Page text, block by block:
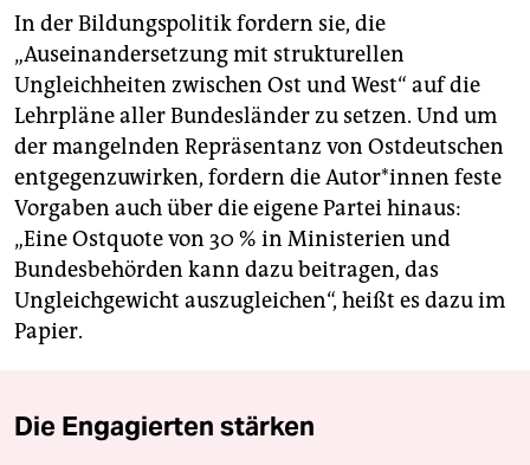
In der Bildungspolitik fordern sie, die
„Auseinandersetzung mit strukturellen
Ungleichheiten zwischen Ost und West“ auf die
Lehrpläne aller Bundesländer zu setzen. Und um
der mangelnden Repräsentanz von Ostdeutschen
entgegenzuwirken, fordern die Au­to­r*in­nen feste
Vorgaben auch über die eigene Partei hinaus:
„Eine Ostquote von 30 % in Ministerien und
Bundesbehörden kann dazu beitragen, das
Ungleichgewicht auszugleichen“, heißt es dazu im
Papier.
Die Engagierten stärken